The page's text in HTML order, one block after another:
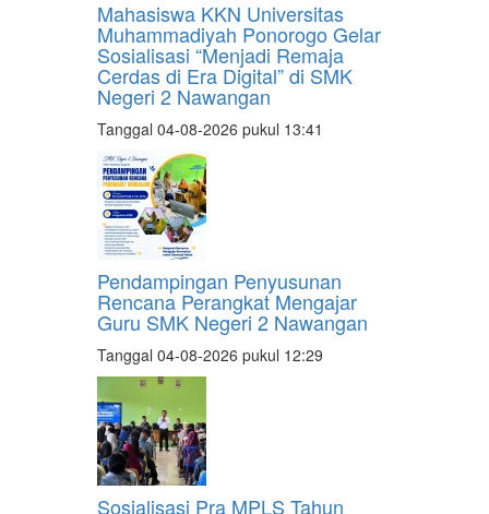
Mahasiswa KKN Universitas
Muhammadiyah Ponorogo Gelar
Sosialisasi “Menjadi Remaja
Cerdas di Era Digital” di SMK
Negeri 2 Nawangan
Tanggal 04-08-2026 pukul 13:41
Pendampingan Penyusunan
Rencana Perangkat Mengajar
Guru SMK Negeri 2 Nawangan
Tanggal 04-08-2026 pukul 12:29
Sosialisasi Pra MPLS Tahun